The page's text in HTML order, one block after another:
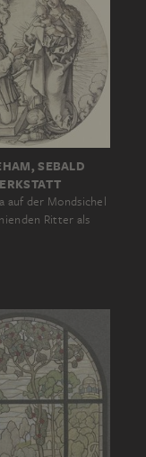
SEBALD
auf der Mondsichel
Ritter als